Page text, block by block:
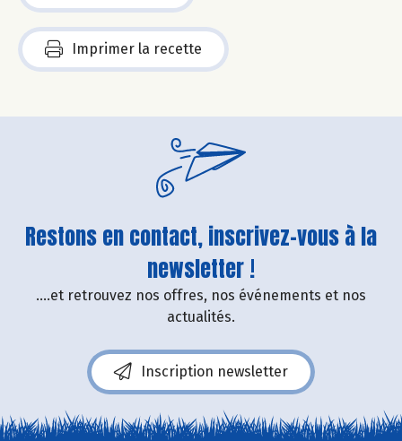
Imprimer la recette
Restons en contact, inscrivez-vous à la
newsletter !
....et retrouvez nos offres, nos événements et nos
actualités.
Inscription newsletter